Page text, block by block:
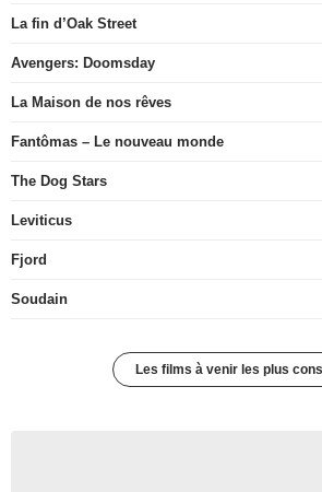
La fin d’Oak Street
Avengers: Doomsday
La Maison de nos rêves
Fantômas – Le nouveau monde
The Dog Stars
Leviticus
Fjord
Soudain
Les films à venir les plus